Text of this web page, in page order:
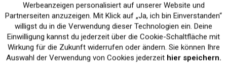
Wir beraten Sie bei der Anschaffung eines neue Bürodruckers.
Welcher Drucker ist für welche Anforderungen am besten
geeignet. Hier erhalten Sie alle Informationen, damit der Kauf
Ihres neuen Druckers keine Fehlinvestition wird!
Marketing Inaktiv
Tracking Inaktiv
Werbeanzeigen personalisiert auf unserer Website und
Partnerseiten anzuzeigen. Mit Klick auf „Ja, ich bin Einverstanden“
willigst du in die Verwendung dieser Technologien ein. Deine
Einwilligung kannst du jederzeit über die Cookie-Schaltfläche mit
Wirkung für die Zukunft widerrufen oder ändern. Sie können Ihre
Auswahl der Verwendung von Cookies jederzeit hier speichern.